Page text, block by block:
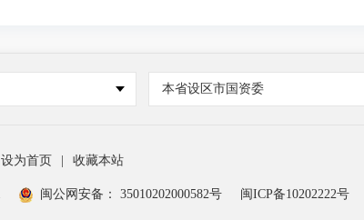
本省设区市国资委
设为首页 | 收藏本站
闽公网安备： 35010202000582号 闽ICP备10202222号